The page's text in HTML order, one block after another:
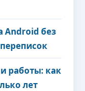
Android без
работы: как
лет